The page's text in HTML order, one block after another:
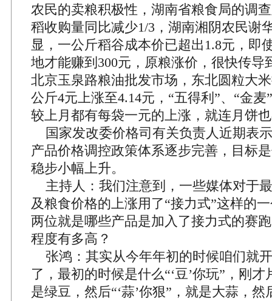
农民的卖粮积极性，湖南省粮食局的调
稻收购量同比减少1/3，湖南湘阴农民谢
显，一公斤稻谷成本价已超出1.8元，即
地才能赚到300元，原粮涨价，很快传导
北京玉泉路粮油批发市场，东北圆粒大
公斤4元上涨至4.14元，“五得利”、“金
较上月都有每袋一元的上涨，就连月饼
国家发改委价格司有关负责人近期表
产品价格调控政策体系逐步完善，目标
稳步小幅上升。
主持人：我们注意到，一些媒体对于
及粮食价格的上涨用了“接力式”这样的
两位就是哪些产品是加入了接力式的赛
程度有多高？
张鸿：其实从今年年初的时候咱们就
了，最初的时候是什么“‘豆’你玩”，刚
是绿豆，然后“‘蒜’你狠”，就是大蒜，然